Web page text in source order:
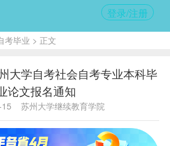
登录/注册
考毕业 > 正文
大学自考社会自考专业本科毕
论文报名通知
苏州大学继续教育学院